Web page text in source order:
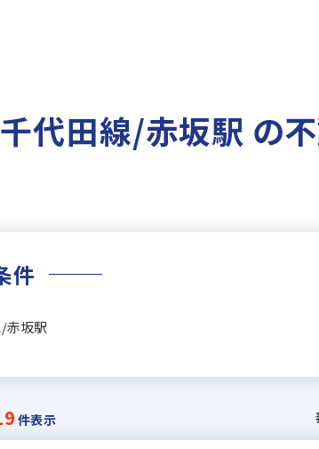
代田線/赤坂駅 の
件
赤坂駅
件表示